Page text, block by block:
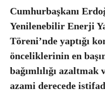
Cumhurbaşkanı
Yenilenebilir Enerji
Töreni’nde yaptığı
önceliklerinin en
bağımlılığı
azami derecede